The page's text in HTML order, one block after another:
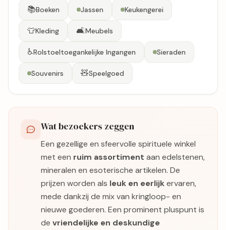
📚Boeken Jassen Keukengerei
👕Kleding 🛋️Meubels
♿Rolstoeltoegankelijke Ingangen Sieraden
Souvenirs 🧸Speelgoed
Wat bezoekers zeggen
Een gezellige en sfeervolle spirituele winkel
met een ruim assortiment aan edelstenen,
mineralen en esoterische artikelen. De
prijzen worden als leuk en eerlijkervaren,
mede dankzij de mix van kringloop- en
nieuwe goederen. Een prominent pluspunt is
de vriendelijke en deskundige